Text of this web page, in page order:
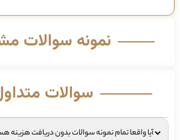
نمونه سوالات
سوالات
آیا واقعا تمام نمونه سوالات بدون دریافت هزینه